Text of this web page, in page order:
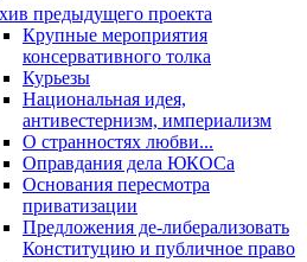
предыдущего проекта
Крупные мероприятия
консервативного толка
Курьезы
Национальная идея,
антивестернизм, империализм
О странностях любви...
Оправдания дела ЮКОСа
Основания пересмотра
приватизации
Предложения де-либерализовать
Конституцию и публичное право